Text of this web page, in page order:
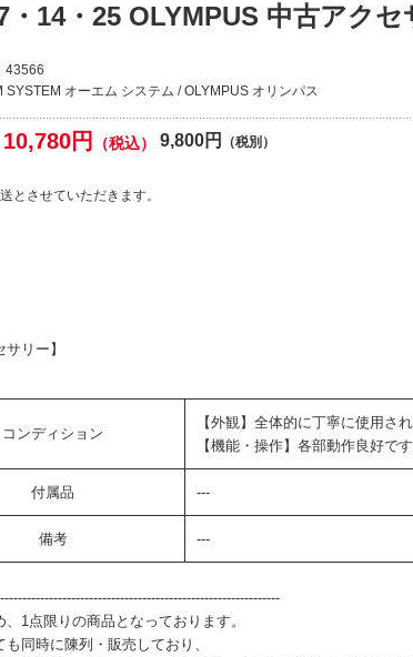
・14・25 OLYMPUS 中古アクセ
43566
SYSTEM オーエム システム / OLYMPUS オリンパス
10,780円 （税込） 9,800円 （税別）
とさせていただきます。
サリー】
コンディション
【外観】全体的に丁寧に使用さ
【機能・操作】各部動作良好で
付属品 ---
備考 ---
、1点限りの商品となっております。
も同時に陳列・販売しており、